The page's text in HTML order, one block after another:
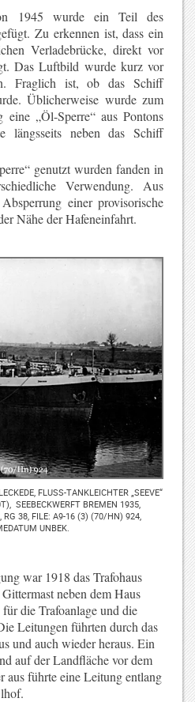
1945 wurde ein Teil des
Zu erkennen ist, dass ein
Verladebrücke, direkt vor
Das Luftbild wurde kurz vor
Fraglich ist, ob das Schiff
Üblicherweise wurde zum
eine „Öl-Sperre“ aus Pontons
längsseits neben das Schiff
genutzt wurden fanden in
Verwendung. Aus
einer provisorische
Nähe der Hafeneinfahrt.
FLUSS-TANKLEICHTER „SEEVE“ (
SEEBECKWERFT BREMEN 1935, B
38, FILE: A9-16 (3) (70/HN) 924, A
UNBEK.
war 1918 das Trafohaus
neben dem Haus
die Trafoanlage und die
Leitungen führten durch das
und auch wieder heraus. Ein
auf der Landfläche vor dem
aus führte eine Leitung entlang